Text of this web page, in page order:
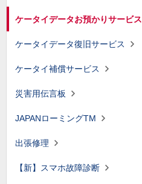
ケータイデータお預かりサービス
ケータイデータ復旧サービス
ケータイ補償サービス
災害用伝言板
JAPANローミングTM
出張修理
【新】スマホ故障診断